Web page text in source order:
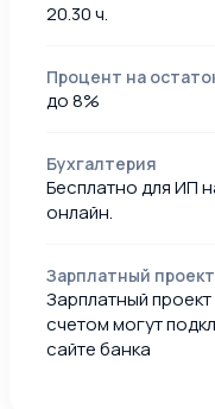
20.30 ч.
Процент на
до 8%
Бухгалтерия
Бесплатно для ИП
онлайн.
Зарплатный проект
Зарплатный
счетом могут
сайте банка